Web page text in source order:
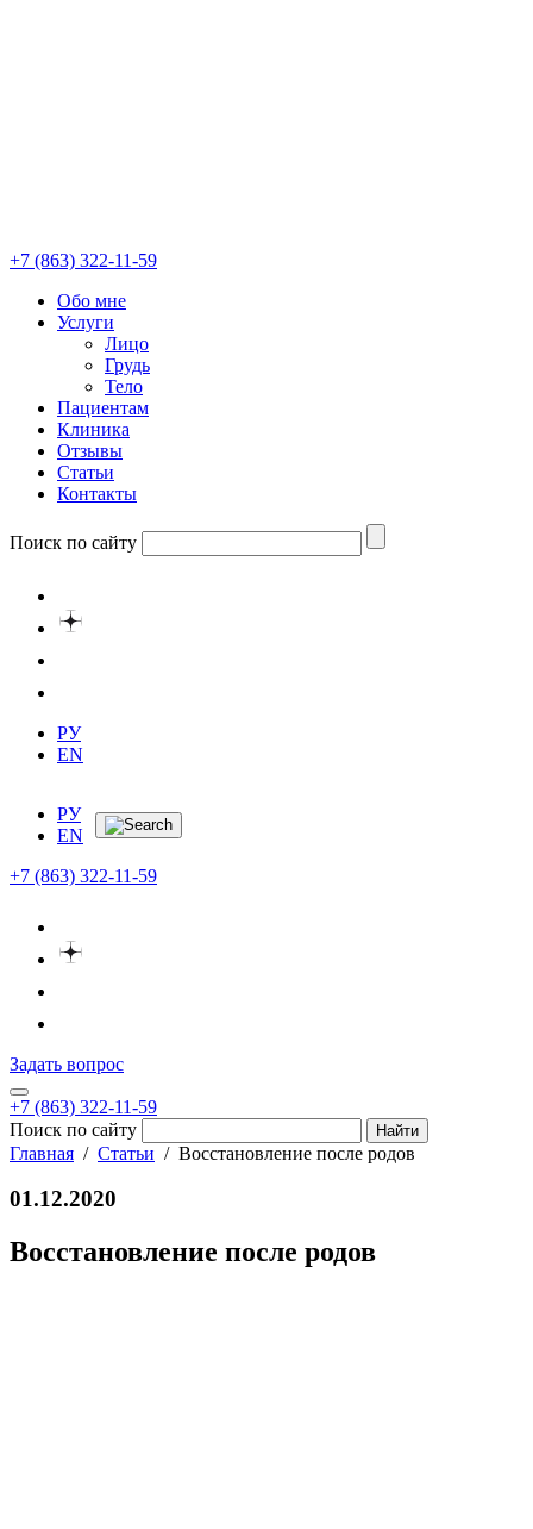
+7 (863) 322-11-59
Обо мне
Услуги
Лицо
Грудь
Тело
Пациентам
Клиника
Отзывы
Статьи
Контакты
Поиск по сайту
РУ
EN
РУ
EN
+7 (863) 322-11-59
Задать вопрос
+7 (863) 322-11-59
Поиск по сайту
Главная
Статьи Восстановление после родов
01.12.2020
Восстановление после родов